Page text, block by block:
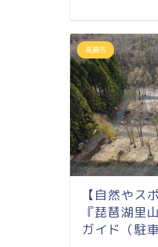
高島市
【自然やス
『琵琶湖里
ガイド（駐